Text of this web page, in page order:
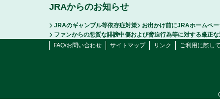
JRAからのお知らせ
JRAのギャンブル等依存症対策
お出かけ前にJRAホームペ
ファンからの悪質な誹謗中傷および脅迫行為等に対する厳正
FAQ/お問い合わせ
サイトマップ リンク ご利用に際し